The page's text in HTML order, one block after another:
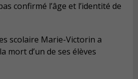
confirmé l’âge et l’identité de
scolaire Marie-Victorin a
mort d’un de ses élèves